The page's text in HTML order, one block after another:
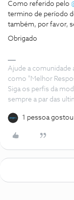
Como referido pelo
termino de período
também, por favor,
Obrigado
Ajude a comunidade
como "Melhor
Siga os perfis da
sempre a par das
1 pessoa gostou